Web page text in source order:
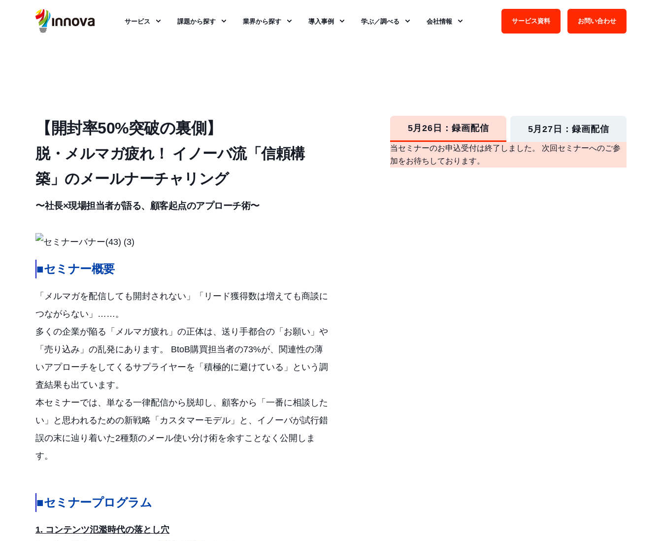
サービス 課題から探す 業界から探す 導入事例 学ぶ／調べる 会社情報 サービス資料 お問い合わせ
【開封率50%突破の裏側】
脱・メルマガ疲れ！ イノーバ流「信頼構
築」のメールナーチャリング
〜社長×現場担当者が語る、顧客起点のアプローチ術〜
■セミナー概要
「メルマガを配信しても開封されない」「リード獲得数は増えても商談に
つながらない」……。
多くの企業が陥る「メルマガ疲れ」の正体は、送り手都合の「お願い」や
「売り込み」の乱発にあります。 BtoB購買担当者の73%が、関連性の薄
いアプローチをしてくるサプライヤーを「積極的に避けている」という調
査結果も出ています。
本セミナーでは、単なる一律配信から脱却し、顧客から「一番に相談した
い」と思われるための新戦略「カスタマーモデル」と、イノーバが試行錯
誤の末に辿り着いた2種類のメール使い分け術を余すことなく公開しま
す。
■セミナープログラム
1. コンテンツ氾濫時代の落とし穴
5月26日：録画配信 5月27日：録画配信
当セミナーのお申込受付は終了しました。 次回セミナーへのご参
加をお待ちしております。